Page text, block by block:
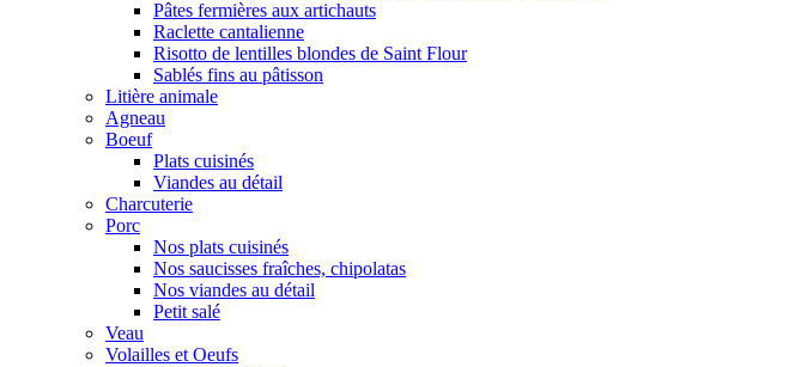
Pâtes fermières aux artichauts
Raclette cantalienne
Risotto de lentilles blondes de Saint Flour
Sablés fins au pâtisson
Litière animale
Agneau
Boeuf
Plats cuisinés
Viandes au détail
Charcuterie
Porc
Nos plats cuisinés
Nos saucisses fraîches, chipolatas
Nos viandes au détail
Petit salé
Veau
Volailles et Oeufs